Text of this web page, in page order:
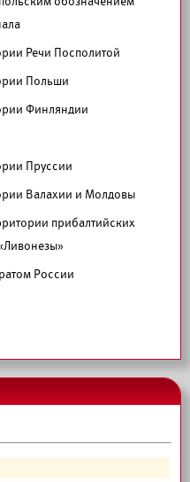
Речи Посполитой
Польши
Финляндии
Пруссии
Валахии и Молдовы
прибалтийских
России